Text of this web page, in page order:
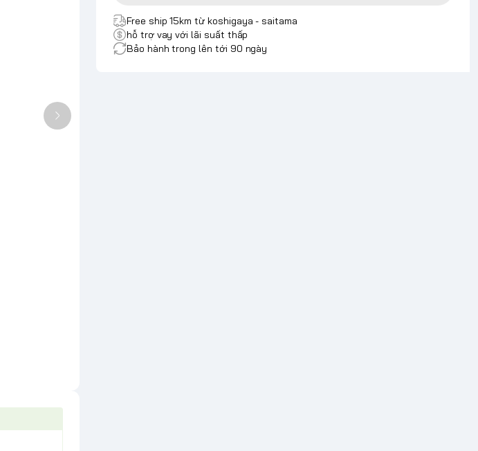
Free ship 15km từ koshigaya - saitama
hỗ trợ vay với lãi suất thấp
Bảo hành trong lên tới 90 ngày